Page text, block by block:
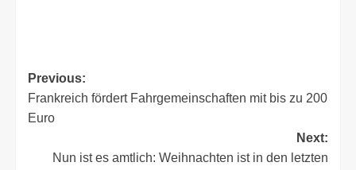
Post
navigation
Previous:
Frankreich fördert Fahrgemeinschaften mit bis zu 200
Euro
Next:
Nun ist es amtlich: Weihnachten ist in den letzten